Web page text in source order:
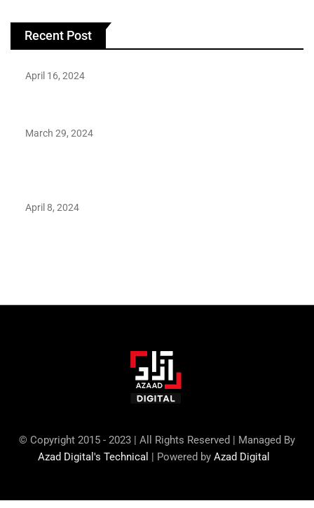
Recent Post
April 16, 2024
March 29, 2024
April 8, 2024
© Copyright 2015 - 2023 | All Rights Reserved | Managed By
Azad Digital's Technical | Powered by Azad Digital